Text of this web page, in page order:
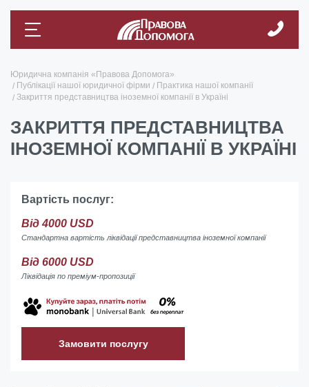
Юридична компанія «Правова Допомога»
Публікації нашої юридичної фірми
Практика нашої компанії
Закриття представництва іноземної компанії в Україні
ЗАКРИТТЯ ПРЕДСТАВНИЦТВА
ІНОЗЕМНОЇ КОМПАНІЇ В УКРАЇНІ
Вартість послуг:
Від 4000 USD
Стандартна вартість ліквідації представництва іноземної компанії
Від 6000 USD
Ліквідація по преміум-пропозиції
Замовити послугу